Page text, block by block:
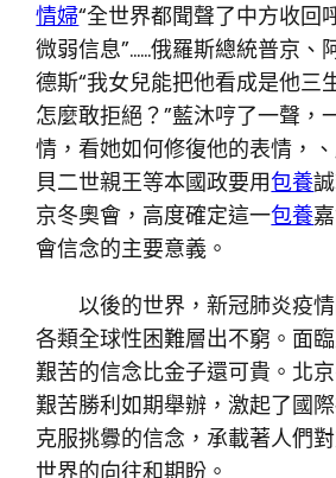
情婦“全世界都聞聲了中方收回
微弱信息”……俄羅斯總統普京、
德斯“我女兒能把他看成是他三
怎麼敢拒絕？”藍沐哼了一聲，
情，看她如何修復他的表情，
貝二世親王等本國政要用包養
京冬奧會，高度確定這一包養
會信念的主要意義。
以後的世界，新冠肺炎疫情
各類全球性困難層出不窮。面
艱苦的信念比金子還可貴。北
艱苦勝利如期舉辦，激起了國
克服挑釁的信念，承載著人們
世界的向往和期盼。